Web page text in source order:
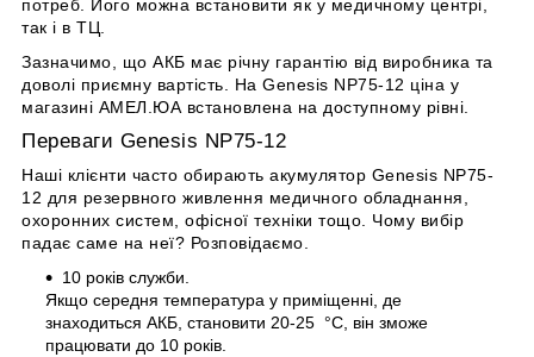
потреб. Його можна встановити як у медичному центрі,
так і в ТЦ.
Зазначимо, що АКБ має річну гарантію від виробника та
доволі приємну вартість. На Genesis NP75-12 ціна у
магазині АМЕЛ.ЮА встановлена на доступному рівні.
Переваги Genesis NP75-12
Наші клієнти часто обирають акумулятор Genesis NP75-
12 для резервного живлення медичного обладнання,
охоронних систем, офісної техніки тощо. Чому вибір
падає саме на неї? Розповідаємо.
10 років служби.
Якщо середня температура у приміщенні, де
знаходиться АКБ, становити 20-25 °C, він зможе
працювати до 10 років.